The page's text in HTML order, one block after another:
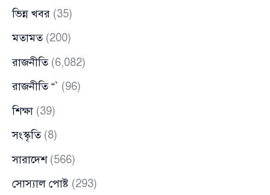
ভিন্ন খবর (35)
মতামত(200)
রাজনীতি(6,082)
রাজনীতি “` (96)
শিক্ষা (39)
সংস্কৃতি(8)
সারাদেশ(566)
সোস্যাল পোষ্ট (293)